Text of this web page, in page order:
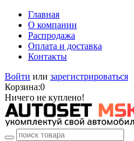
Главная
О компании
Распродажа
Оплата и доставка
Контакты
Войти или зарегистрироваться
Корзина:0
Ничего не куплено!